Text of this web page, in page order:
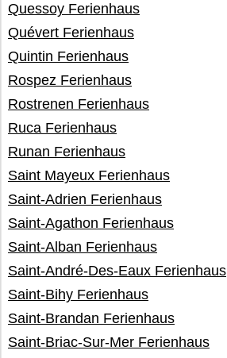
Quessoy Ferienhaus
Quévert Ferienhaus
Quintin Ferienhaus
Rospez Ferienhaus
Rostrenen Ferienhaus
Ruca Ferienhaus
Runan Ferienhaus
Saint Mayeux Ferienhaus
Saint-Adrien Ferienhaus
Saint-Agathon Ferienhaus
Saint-Alban Ferienhaus
Saint-André-Des-Eaux Ferienhaus
Saint-Bihy Ferienhaus
Saint-Brandan Ferienhaus
Saint-Briac-Sur-Mer Ferienhaus